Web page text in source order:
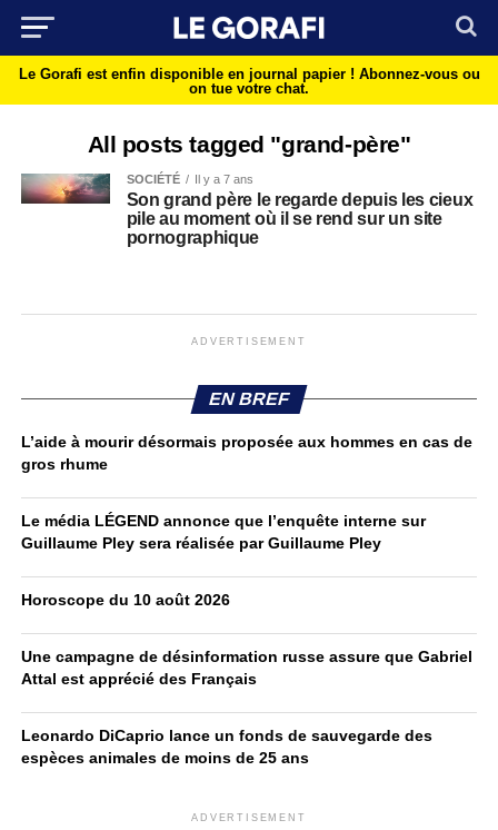
Le Gorafi est enfin disponible en journal papier ! Abonnez-vous ou
on tue votre chat.
All posts tagged "grand-père"
SOCIÉTÉ Il y a 7 ans
Son grand père le regarde depuis les cieux
pile au moment où il se rend sur un site
pornographique
ADVERTISEMENT
EN BREF
L’aide à mourir désormais proposée aux hommes en cas de
gros rhume
Le média LÉGEND annonce que l’enquête interne sur
Guillaume Pley sera réalisée par Guillaume Pley
Horoscope du 10 août 2026
Une campagne de désinformation russe assure que Gabriel
Attal est apprécié des Français
Leonardo DiCaprio lance un fonds de sauvegarde des
espèces animales de moins de 25 ans
ADVERTISEMENT